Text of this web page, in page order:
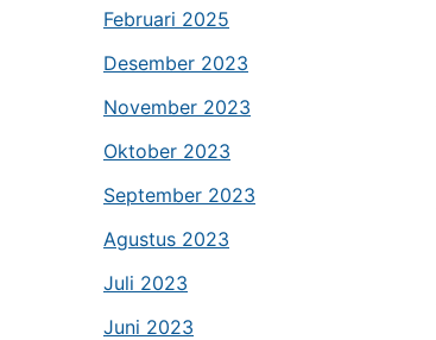
Februari 2025
Desember 2023
November 2023
Oktober 2023
September 2023
Agustus 2023
Juli 2023
Juni 2023